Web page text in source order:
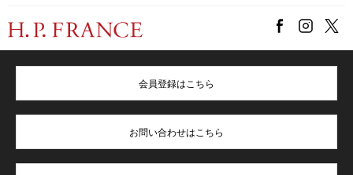
会員登録はこちら
お問い合わせはこちら